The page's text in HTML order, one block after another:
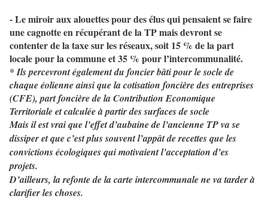
- Le miroir aux alouettes pour des élus qui pensaient se faire
une cagnotte en récupérant de la TP mais devront se
contenter de la taxe sur les réseaux, soit 15 % de la part
locale pour la commune et 35 % pour l’intercommunalité.
* Ils percevront également du foncier bâti pour le socle de
chaque éolienne ainsi que la cotisation foncière des entreprises
(CFE), part foncière de la Contribution Economique
Territoriale et calculée à partir des surfaces de socle
Maisil est vrai que l’effet d’aubaine de l’ancienne TP va se
dissiper et que c’est plus souvent l’appât de recettes que les
convictions écologiques qui motivaient l’acceptation d’es
projets.
D’ailleurs, la refonte de la carte intercommunale ne va tarder à
clarifier les choses.